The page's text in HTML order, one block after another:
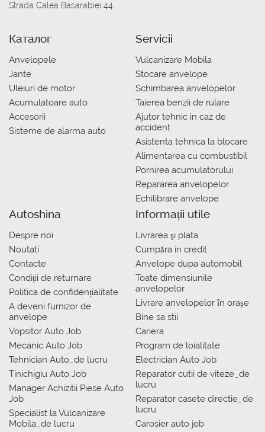
Strada Calea Basarabiei 44
Каталог
Anvelopele
Jante
Uleiuri de motor
Acumulatoare auto
Accesorii
Sisteme de alarma auto
Servicii
Vulcanizare Mobila
Stocare anvelope
Schimbarea anvelopelor
Taierea benzii de rulare
Ajutor tehnic in caz de
accident
Asistenta tehnica la blocare
Alimentarea cu combustibil
Pornirea acumulatorului
Repararea anvelopelor
Echilibrare anvelope
Autoshina
Despre noi
Noutati
Contacte
Condiții de returnare
Politica de confidențialitate
A deveni furnizor de
anvelope
Vopsitor Auto Job
Mecanic Auto Job
Tehnician Auto_de lucru
Tinichigiu Auto Job
Manager Achizitii Piese Auto
Job
Specialist la Vulcanizare
Mobila_de lucru
Informații utile
Livrarea şi plata
Сumpăra in credit
Anvelope dupa automobil
Toate dimensiunile
anvelopelor
Livrare anvelopelor în orașe
Bine sa stii
Cariera
Program de loialitate
Electrician Auto Job
Reparator cutii de viteze_de
lucru
Reparator casete directie_de
lucru
Carosier auto job